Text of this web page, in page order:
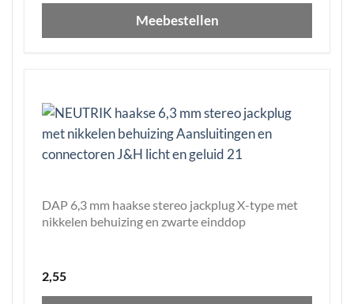
Meebestellen
DAP 6,3 mm haakse stereo jackplug X-type met
nikkelen behuizing en zwarte einddop
2,55